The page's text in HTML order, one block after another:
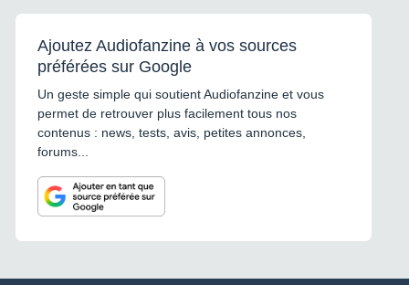
Ajoutez Audiofanzine à vos sources
préférées sur Google
Un geste simple qui soutient Audiofanzine et vous
permet de retrouver plus facilement tous nos
contenus : news, tests, avis, petites annonces,
forums...